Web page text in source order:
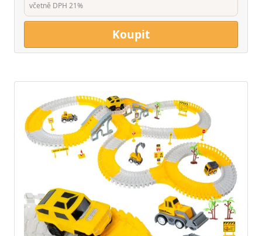
včetně DPH 21%
Koupit